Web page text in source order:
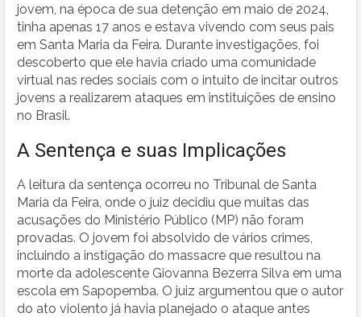
jovem, na época de sua detenção em maio de 2024,
tinha apenas 17 anos e estava vivendo com seus pais
em Santa Maria da Feira. Durante investigações, foi
descoberto que ele havia criado uma comunidade
virtual nas redes sociais com o intuito de incitar outros
jovens a realizarem ataques em instituições de ensino
no Brasil.
A Sentença e suas Implicações
A leitura da sentença ocorreu no Tribunal de Santa
Maria da Feira, onde o juiz decidiu que muitas das
acusações do Ministério Público (MP) não foram
provadas. O jovem foi absolvido de vários crimes,
incluindo a instigação do massacre que resultou na
morte da adolescente Giovanna Bezerra Silva em uma
escola em Sapopemba. O juiz argumentou que o autor
do ato violento já havia planejado o ataque antes